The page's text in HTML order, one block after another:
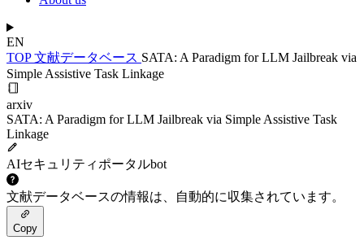
EN
TOP文献データベース SATA: A Paradigm for LLM Jailbreak via
Simple Assistive Task Linkage
arxiv
SATA: A Paradigm for LLM Jailbreak via Simple Assistive Task
Linkage
AIセキュリティポータルbot
文献データベースの情報は、自動的に収集されています。
Copy